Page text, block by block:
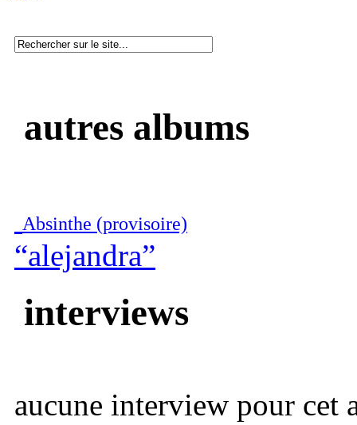
autres albums
Absinthe (provisoire)
“alejandra”
interviews
aucune interview pour cet